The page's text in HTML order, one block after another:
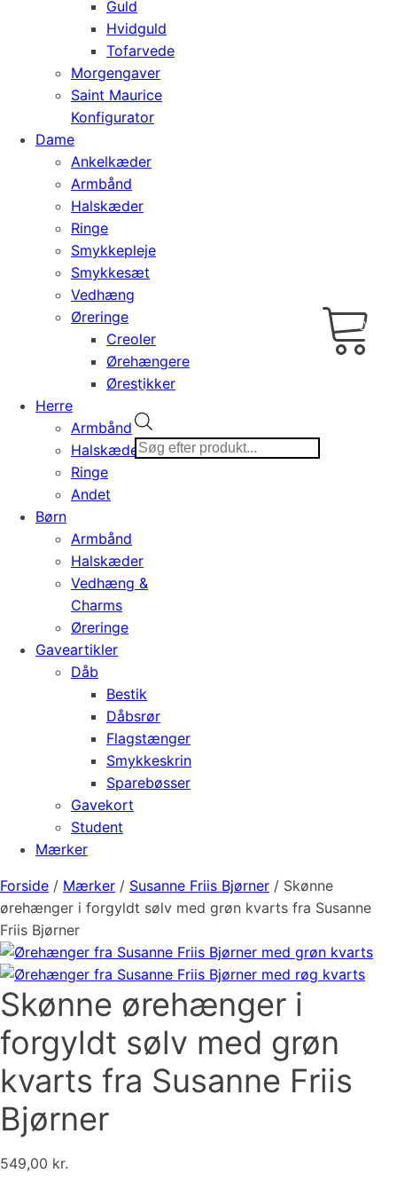
Guld
Hvidguld
Tofarvede
Morgengaver
Saint Maurice
Konfigurator
Dame
Ankelkæder
Armbånd
Halskæder
Ringe
Smykkepleje
Smykkesæt
Vedhæng
Øreringe
Creoler
Ørehængere
Ørestikker
Herre
Armbånd
Halskæder
Ringe
Andet
Børn
Armbånd
Halskæder
Vedhæng &
Charms
Øreringe
Gaveartikler
Dåb
Bestik
Dåbsrør
Flagstænger
Smykkeskrin
Sparebøsser
Gavekort
Student
Mærker
search
0,00
Forside / Mærker / Susanne Friis Bjørner / Skønne
ørehænger i forgyldt sølv med grøn kvarts fra Susanne
Friis Bjørner
Skønne ørehænger i
forgyldt sølv med grøn
kvarts fra Susanne Friis
Bjørner
549,00 kr.